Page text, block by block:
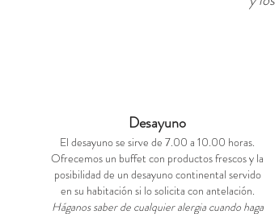
Desayuno
El desayuno se sirve de 7.00 a 10.00 horas.
Ofrecemos un buffet con productos frescos y la
posibilidad de un desayuno continental servido
en su habitación si lo solicita con antelación.
Háganos saber de cualquier alergia cuando haga